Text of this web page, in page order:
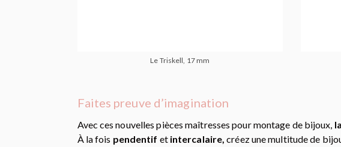
Le Triskell, 17 mm
Faites preuve d’imagination
Avec ces nouvelles pièces maîtresses pour montage de bijoux,
À la fois pendentif et intercalaire, créez une multitude de